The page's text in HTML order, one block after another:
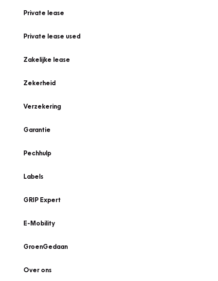
Private lease
Private lease used
Zakelijke lease
Zekerheid
Verzekering
Garantie
Pechhulp
Labels
GRIP Expert
E-Mobility
GroenGedaan
Over ons